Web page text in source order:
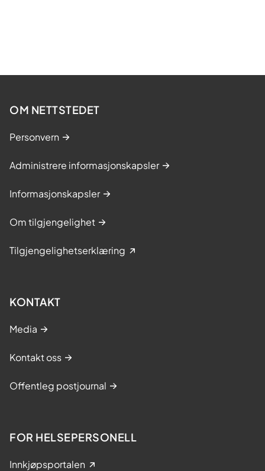
OM NETTSTEDET
Personvern
Administrere informasjonskapsler
Informasjonskapsler
Om tilgjengelighet
Tilgjengelighetserklæring
KONTAKT
Media
Kontakt oss
Offentleg postjournal
FOR HELSEPERSONELL
Innkjøpsportalen